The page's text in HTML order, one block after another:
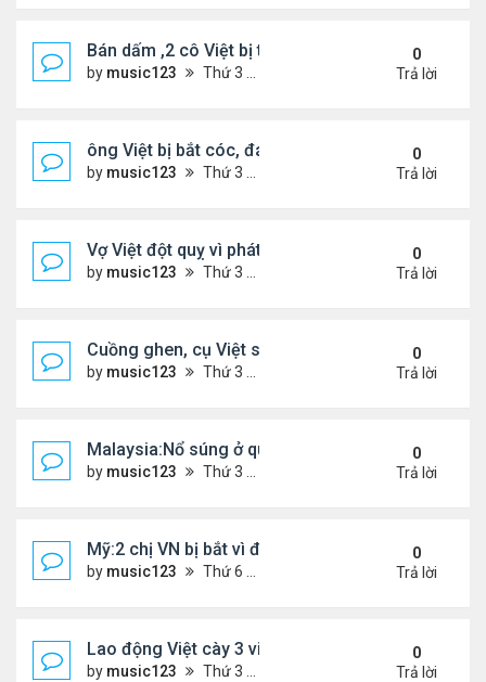
Bán dấm ,2 cô Việt bị tịch thu hơn $291,000 tiền
by music123 Thứ 3 Tháng 4 21, 2026 6:43 pm
0
Trả lời
ông Việt bị bắt cóc, đánh đập khi đi gửi tiền ngân
by music123 Thứ 3 Tháng 4 21, 2026 6:22 pm
0
Trả lời
Vợ Việt đột quỵ vì phát hiện chồng có bồ và con
by music123 Thứ 3 Tháng 4 21, 2026 6:17 pm
0
Trả lời
Cuồng ghen, cụ Việt sát hại vợ trẻ
by music123 Thứ 3 Tháng 4 21, 2026 6:10 pm
0
Trả lời
Malaysia:Nổ súng ở quán ăn ,một người phụ nữ
by music123 Thứ 3 Tháng 4 21, 2026 6:00 pm
0
Trả lời
Mỹ:2 chị VN bị bắt vì đem bòn bòn vào Mỹ
by music123 Thứ 6 Tháng 4 10, 2026 6:40 pm
0
Trả lời
Lao động Việt cày 3 việc cùng lúc, thu nhập tới
by music123 Thứ 3 Tháng 3 31, 2026 4:59 pm
0
Trả lời